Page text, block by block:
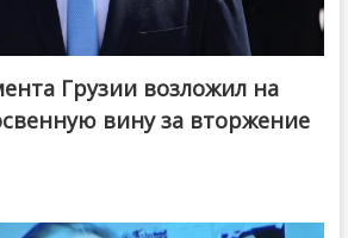
Грузии возложил на
вину за вторжение